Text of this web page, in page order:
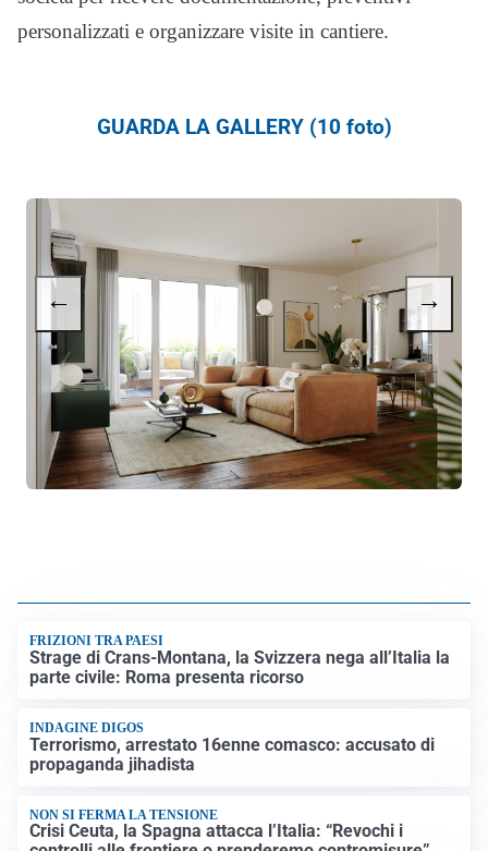
personalizzati e organizzare visite in cantiere.
GUARDA LA GALLERY (10 foto)
← →